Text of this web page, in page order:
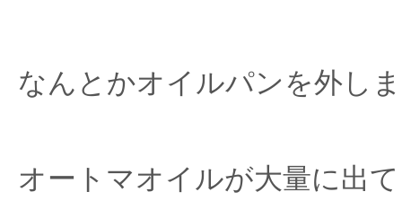
なんとかオイルパンを外し
オートマオイルが大量に出